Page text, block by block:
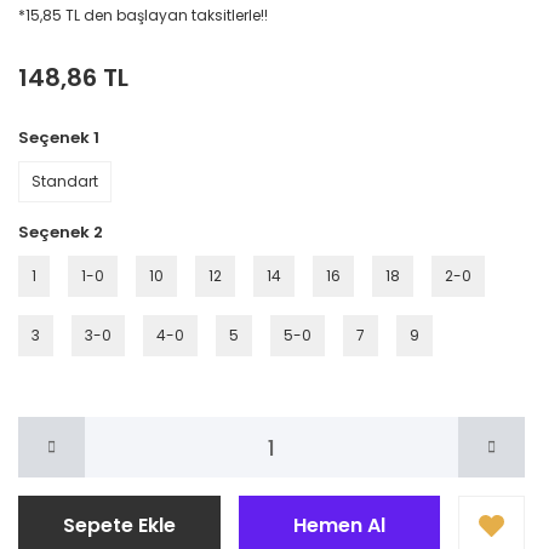
*15,85 TL den başlayan taksitlerle!!
148,86 TL
Seçenek 1
Standart
Seçenek 2
1 1-0 10 12 14 16 18 2-0
3 3-0 4-0 5 5-0 7 9
Sepete Ekle Hemen Al